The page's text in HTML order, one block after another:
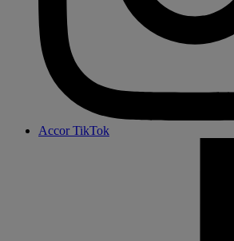
Accor TikTok